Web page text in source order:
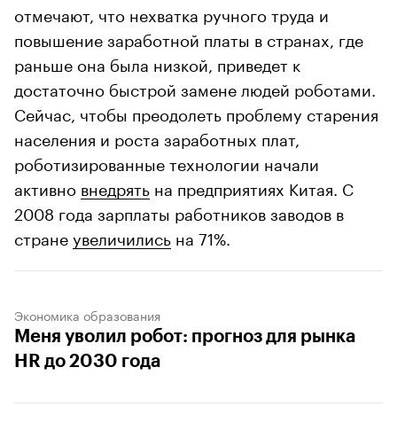
отмечают, что нехватка ручного труда и
повышение заработной платы в странах, где
раньше она была низкой, приведет к
достаточно быстрой замене людей роботами.
Сейчас, чтобы преодолеть проблему старения
населения и роста заработных плат,
роботизированные технологии начали
активно внедрять на предприятиях Китая. С
2008 года зарплаты работников заводов в
странеувеличились на 71%.
Экономика образования
Меня уволил робот: прогноз для рынка
HR до 2030 года